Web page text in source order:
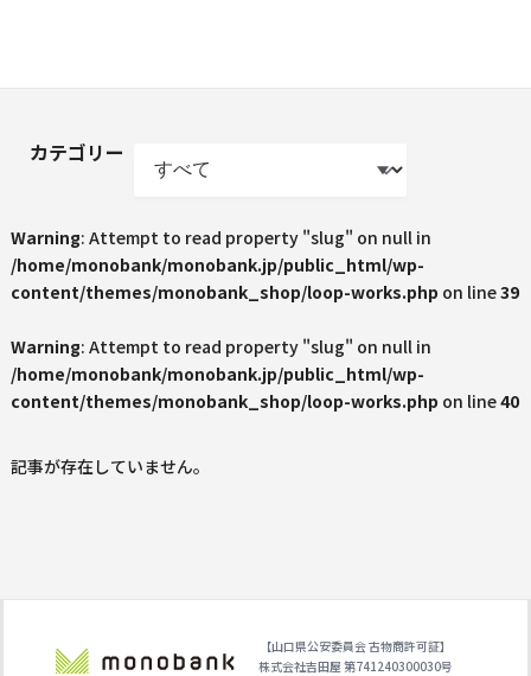
カテゴリー
Warning: Attempt to read property "slug" on null in
/home/monobank/monobank.jp/public_html/wp-
content/themes/monobank_shop/loop-works.php on line39
Warning: Attempt to read property "slug" on null in
/home/monobank/monobank.jp/public_html/wp-
content/themes/monobank_shop/loop-works.php on line40
記事が存在していません。
【山口県公安委員会 古物商許可証】
株式会社吉田屋 第741240300030号